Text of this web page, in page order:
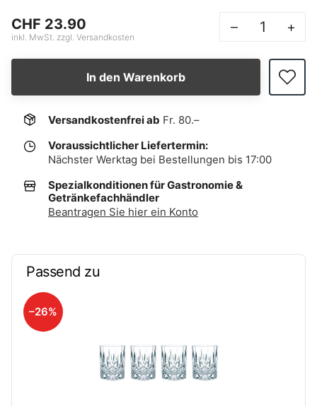
CHF 23.90
inkl. MwSt. zzgl. Versandkosten
– +
In den Warenkorb
Versandkostenfrei ab Fr. 80.–
Voraussichtlicher Liefertermin:
Nächster Werktag bei Bestellungen bis 17:00
Spezialkonditionen für Gastronomie &
Getränkefachhändler
Beantragen Sie hier ein Konto
Passend zu
–26%